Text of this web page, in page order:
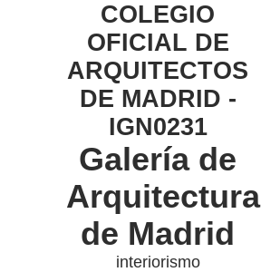
COLEGIO
OFICIAL DE
ARQUITECTOS
DE MADRID -
IGN0231
Galería de
Arquitectura
de Madrid
interiorismo